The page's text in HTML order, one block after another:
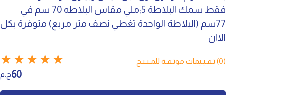
فقط سمك البلاطة 5;ملي مقاس البلاطه 70 سم في
77سم (البلاطة الواحدة تغطي نصف متر مربع) متوفرة بكل
الاان
(0) تـقـيـيمات موثـقـة للمـنـتـج ★
★
★
★
★
60ج.م